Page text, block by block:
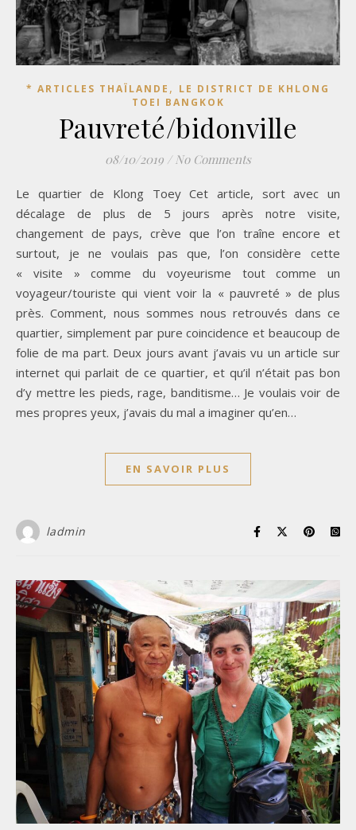
* ARTICLES THAÏLANDE , LE DISTRICT DE KHLONG
TOEI BANGKOK
Pauvreté/bidonville
08/10/2019 / No Comments
Le quartier de Klong Toey Cet article, sort avec un
décalage de plus de 5 jours après notre visite,
changement de pays, crève que l’on traîne encore et
surtout, je ne voulais pas que, l’on considère cette
« visite » comme du voyeurisme tout comme un
voyageur/touriste qui vient voir la « pauvreté » de plus
près. Comment, nous sommes nous retrouvés dans ce
quartier, simplement par pure coincidence et beaucoup de
folie de ma part. Deux jours avant j’avais vu un article sur
internet qui parlait de ce quartier, et qu’il n’était pas bon
d’y mettre les pieds, rage, banditisme… Je voulais voir de
mes propres yeux, j’avais du mal a imaginer qu’en…
EN SAVOIR PLUS
ladmin